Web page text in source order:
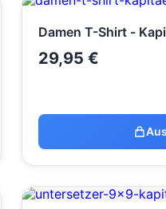
Damen T-Shirt -
29,95€